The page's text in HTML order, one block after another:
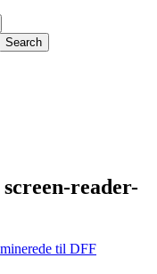
Search
reader-
til DFF